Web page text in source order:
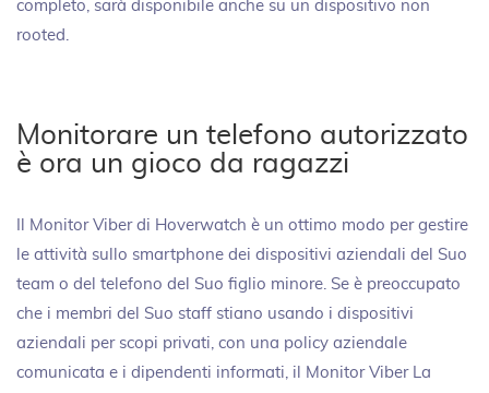
completo, sarà disponibile anche su un dispositivo non
rooted.
Monitorare un telefono autorizzato
è ora un gioco da ragazzi
Il Monitor Viber di Hoverwatch è un ottimo modo per gestire
le attività sullo smartphone dei dispositivi aziendali del Suo
team o del telefono del Suo figlio minore. Se è preoccupato
che i membri del Suo staff stiano usando i dispositivi
aziendali per scopi privati, con una policy aziendale
comunicata e i dipendenti informati, il Monitor Viber La